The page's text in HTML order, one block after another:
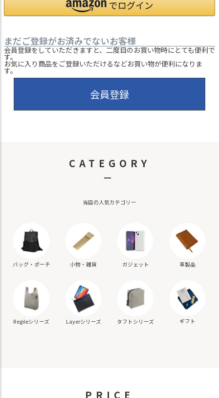
まだご登録がお済みでないお客様
会員登録をしていただきますと、二度目のお買い物時にとても便利で
す。
お気に入り商品をご登録いただけるなどお買い物が便利になりま
す。
会員登録
CATEGORY
－
当店の人気カテゴリー
バッグ・ポーチ 小物・雑貨 ガジェット 革製品
Regileシリーズ Layerシリーズ タフトシリーズ ギフト
PRICE